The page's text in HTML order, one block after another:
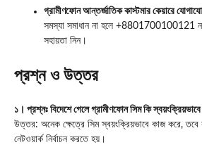
গ্রামীণফোন আন্তর্জাতিক কাস্টমার কেয়ারে
সমস্যা সমাধান না হলে +8801700100121
সহায়তা নিন।
প্রশ্ন ও উত্তর
১। প্রশ্নঃ বিদেশে গেলে গ্রামীণফোন সিম কি
উত্তর: অনেক ক্ষেত্রে সিম স্বয়ংক্রিয়ভাবে কাজ করে, তবে
নেটওয়ার্ক নির্বাচন করতে হয়।